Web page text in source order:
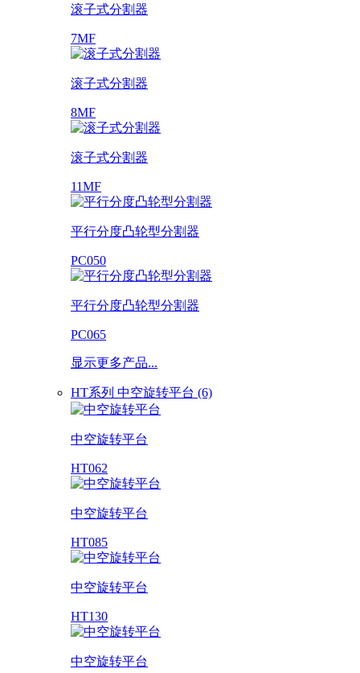
滚子式分割器
7MF
滚子式分割器
8MF
滚子式分割器
11MF
平行分度凸轮型分割器
PC050
平行分度凸轮型分割器
PC065
显示更多产品...
HT系列 中空旋转平台 (6)
中空旋转平台
HT062
中空旋转平台
HT085
中空旋转平台
HT130
中空旋转平台